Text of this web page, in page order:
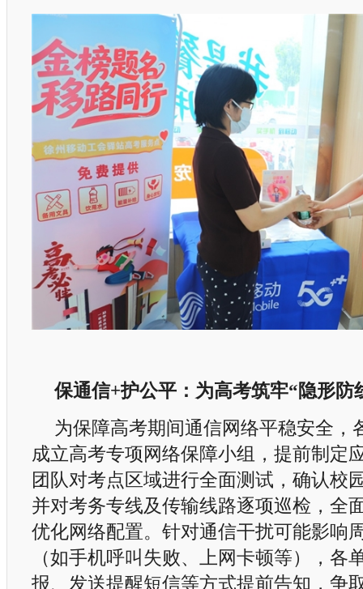
保通信+护公平：为高考筑牢“隐形防
为保障高考期间通信网络平稳安全，
成立高考专项网络保障小组，提前制定
团队对考点区域进行全面测试，确认校
并对考务专线及传输线路逐项巡检，全
优化网络配置。针对通信干扰可能影响
（如手机呼叫失败、上网卡顿等），各
报、发送提醒短信等方式提前告知，争